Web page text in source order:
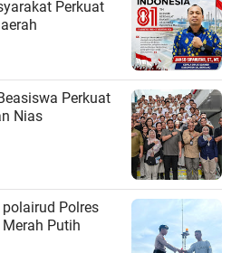
Perkuat
Perkuat
Nias
polairud Polres
Putih